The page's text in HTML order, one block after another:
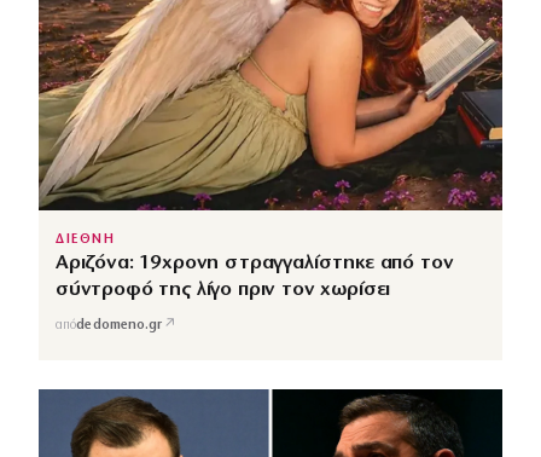
ΔΙΕΘΝΗ
Αριζόνα: 19χρονη στραγγαλίστηκε από τον
σύντροφό της λίγο πριν τον χωρίσει
απόdedomeno.gr ↗